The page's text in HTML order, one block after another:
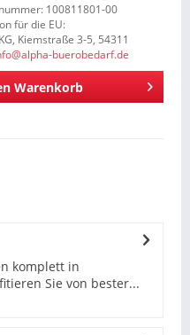
100811801-00
für die EU:
Kiemstraße 3-5, 54311
buerobedarf.de
Warenkorb
komplett in
Sie von bester...